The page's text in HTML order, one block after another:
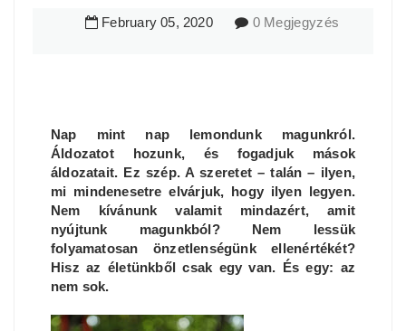
February 05, 2020 0 Megjegyzés
Nap mint nap lemondunk magunkról.
Áldozatot hozunk, és fogadjuk mások
áldozatait. Ez szép. A szeretet – talán – ilyen,
mi mindenesetre elvárjuk, hogy ilyen legyen.
Nem kívánunk valamit mindazért, amit
nyújtunk magunkból? Nem lessük
folyamatosan önzetlenségünk ellenértékét?
Hisz az életünkből csak egy van. És egy: az
nem sok.